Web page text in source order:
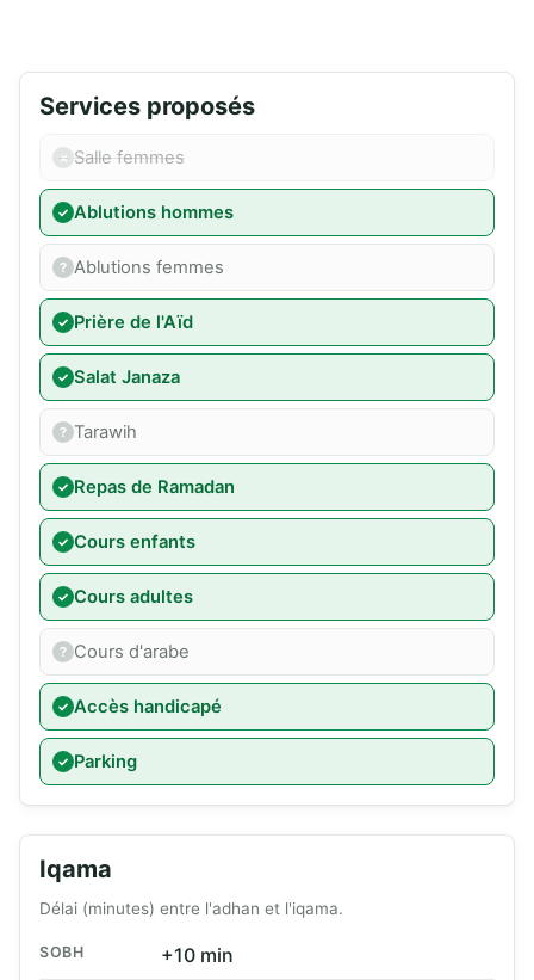
Services proposés
Salle femmes
Ablutions hommes
Ablutions femmes
Prière de l'Aïd
Salat Janaza
Tarawih
Repas de Ramadan
Cours enfants
Cours adultes
Cours d'arabe
Accès handicapé
Parking
Iqama
Délai (minutes) entre l'adhan et l'iqama.
SOBH +10 min